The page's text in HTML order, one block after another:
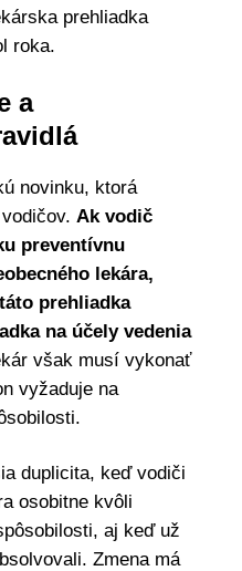
prehliadka
roka.
a
novinku, ktorá
Ak vodič
preventívnu
lekára,
prehliadka
na účely vedenia
však musí vykonať
vyžaduje na
duplicita, keď vodiči
osobitne kvôli
aj keď už
Zmena má